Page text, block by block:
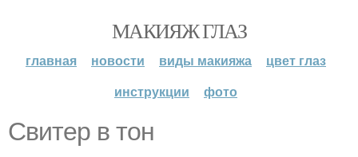
МАКИЯЖ ГЛАЗ
главная новости виды макияжа
цвет глаз
инструкции
фото
Свитер в тон